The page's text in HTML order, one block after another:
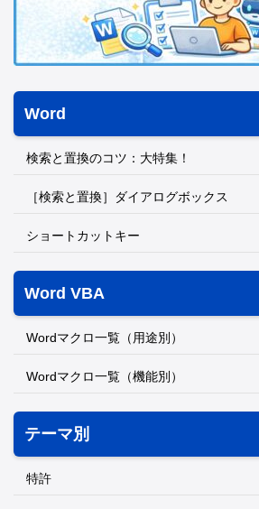
Word
検索と置換のコツ：大特集！
［検索と置換］ダイアログボックス
ショートカットキー
Word VBA
Wordマクロ一覧（用途別）
Wordマクロ一覧（機能別）
テーマ別
特許